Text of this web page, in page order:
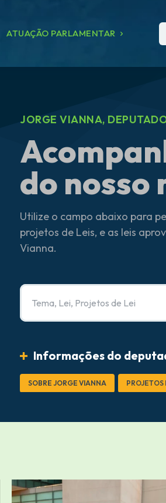
ATUAÇÃO PARLAMENTAR
JORGE VIANNA,
do nosso
Utilize o campo abaixo para
projetos de Leis, e as leis
Vianna.
Tema, Lei, Projetos de Lei
Informações do
SOBRE JORGE VIANNA PROJETOS